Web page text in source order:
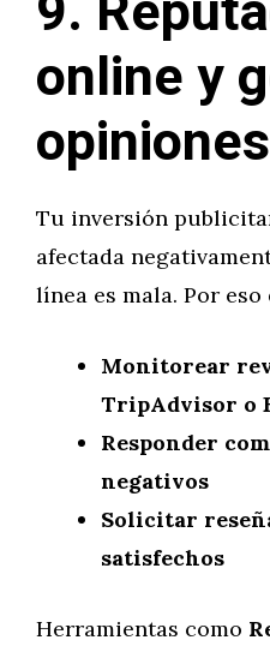
online y
opiniones
Tu inversión
afectada
línea es mala. Por eso
Monitorear
TripAdvisor o
Responder
negativos
Solicitar
satisfechos
Herramientas como